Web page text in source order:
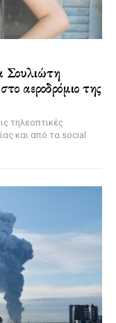
αεροδρόμιο της
τηλεοπτικές
και από τα social